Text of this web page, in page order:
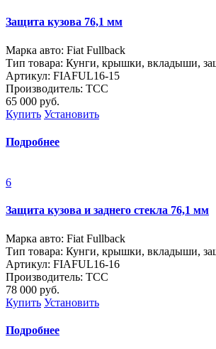
Защита кузова 76,1 мм
Марка авто: Fiat Fullback
Тип товара: Кунги, крышки, вкладыши,
Артикул: FIAFUL16-15
Производитель: ТСС
65 000 руб.
Купить Установить
Подробнее
6
Защита кузова и заднего стекла 76,1 мм
Марка авто: Fiat Fullback
Тип товара: Кунги, крышки, вкладыши,
Артикул: FIAFUL16-16
Производитель: ТСС
78 000 руб.
Купить Установить
Подробнее